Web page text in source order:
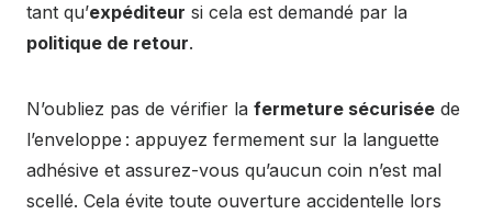
tant qu’expéditeur si cela est demandé par la
politique de retour.
N’oubliez pas de vérifier la fermeture sécurisée de
l’enveloppe : appuyez fermement sur la languette
adhésive et assurez-vous qu’aucun coin n’est mal
scellé. Cela évite toute ouverture accidentelle lors